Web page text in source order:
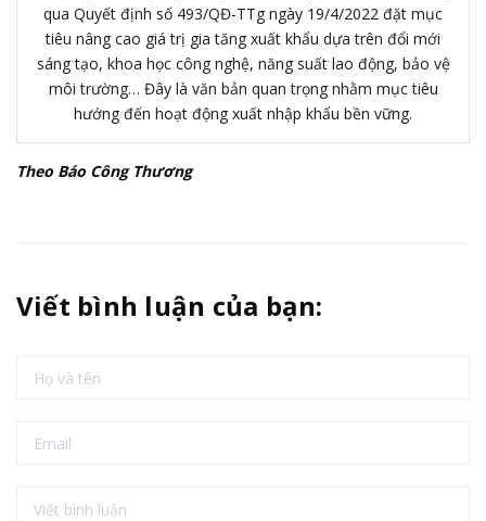
qua Quyết định số 493/QĐ-TTg ngày 19/4/2022 đặt mục
tiêu nâng cao giá trị gia tăng xuất khẩu dựa trên đổi mới
sáng tạo, khoa học công nghệ, năng suất lao động, bảo vệ
môi trường… Đây là văn bản quan trọng nhằm mục tiêu
hướng đến hoạt động xuất nhập khẩu bền vững.
Theo Báo Công Thương
Viết bình luận của bạn: